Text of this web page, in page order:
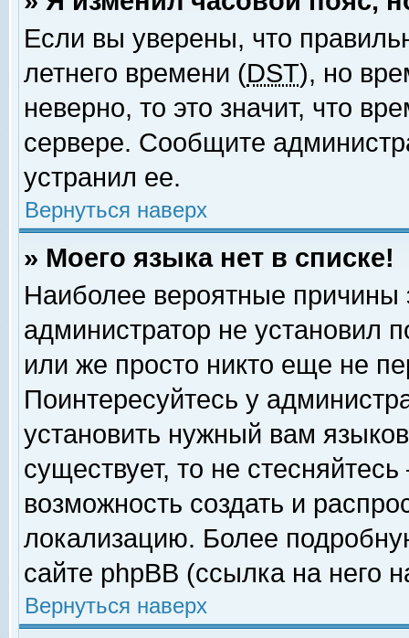
Если вы уверены, что
летнего времени (DST), но
неверно, то это значит, что
сервере. Сообщите
устранил ее.
Вернуться наверх
» Моего языка нет в списке!
Наиболее вероятные причины
администратор не установил
или же просто никто еще не
Поинтересуйтесь у
установить нужный вам
существует, то не
возможность создать и
локализацию. Более
сайте phpBB (ссылка на него
Вернуться наверх